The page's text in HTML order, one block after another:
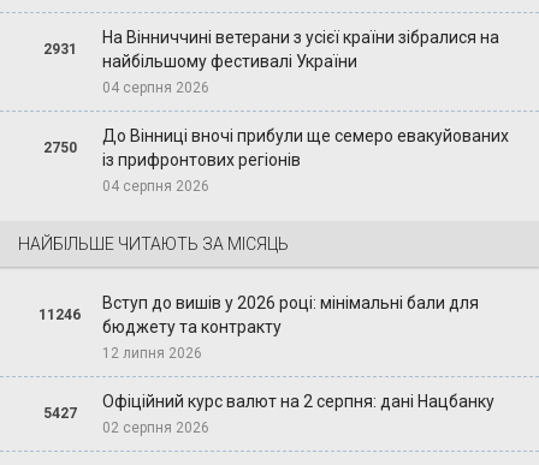
2931
На Вінниччині ветерани з усієї країни зібралися на
найбільшому фестивалі України
04 серпня 2026
2750
До Вінниці вночі прибули ще семеро евакуйованих
із прифронтових регіонів
04 серпня 2026
НАЙБІЛЬШЕ ЧИТАЮТЬ ЗА МІСЯЦЬ
11246
Вступ до вишів у 2026 році: мінімальні бали для
бюджету та контракту
12 липня 2026
5427
Офіційний курс валют на 2 серпня: дані Нацбанку
02 серпня 2026